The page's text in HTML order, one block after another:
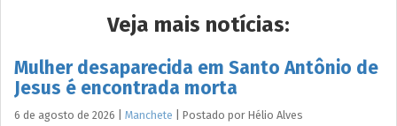
Veja mais notícias:
Mulher desaparecida em Santo Antônio de
Jesus é encontrada morta
6 de agosto de 2026 Manchete Postado por Hélio Alves